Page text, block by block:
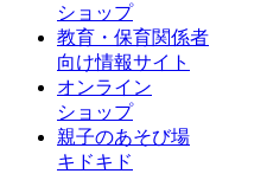
ショップ
教育・保育関係者
向け情報サイト
オンライン
ショップ
親子のあそび場
キドキド